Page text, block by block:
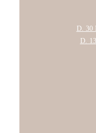
D. 30
D.